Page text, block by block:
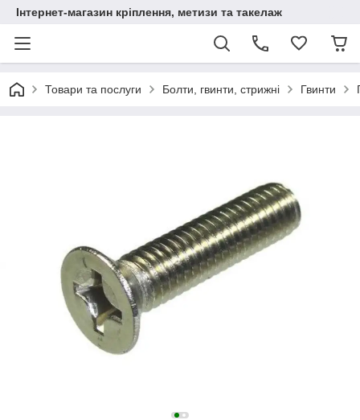
Інтернет-магазин кріплення, метизи та такелаж
Товари та послуги Болти, гвинти, стрижні Гвинти